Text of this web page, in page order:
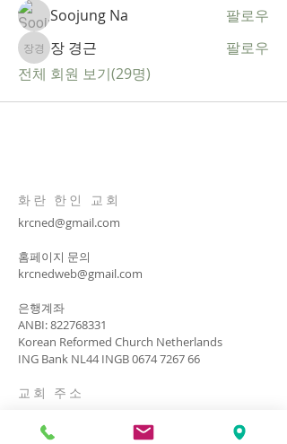
Soojung Na
팔로우
장 경근장 경근
팔로우
전체 회원 보기(29명)
화란 한인 교회
krcned@gmail.com
​홈페이지 문의
krcnedweb@gmail.com
은행계좌
ANBI:822768331
Korean Reformed Church Netherlands
ING Bank NL44 INGB0674 7267 66
​교회 주소